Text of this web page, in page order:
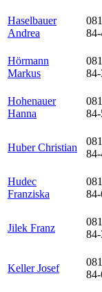
Haselbauer
Andrea
Hörmann
Markus
Hohenauer
Hanna
Huber Christian
Hudec
Franziska
84-
Jilek Franz
Keller Josef